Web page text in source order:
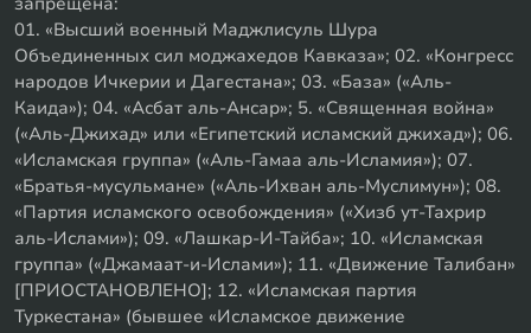
01. «Высший военный Маджлисуль Шура
Объединенных сил моджахедов Кавказа»; 02. «Конгресс
народов Ичкерии и Дагестана»; 03. «База» («Аль-
Каида»); 04. «Асбат аль-Ансар»; 5. «Священная война»
(«Аль-Джихад» или «Египетский исламский джихад»); 06.
«Исламская группа» («Аль-Гамаа аль-Исламия»); 07.
«Братья-мусульмане» («Аль-Ихван аль-Муслимун»); 08.
«Партия исламского освобождения» («Хизб ут-Тахрир
аль-Ислами»); 09. «Лашкар-И-Тайба»; 10. «Исламская
группа» («Джамаат-и-Ислами»); 11. «Движение Талибан»
[ПРИОСТАНОВЛЕНО]; 12. «Исламская партия
Туркестана» (бывшее «Исламское движение